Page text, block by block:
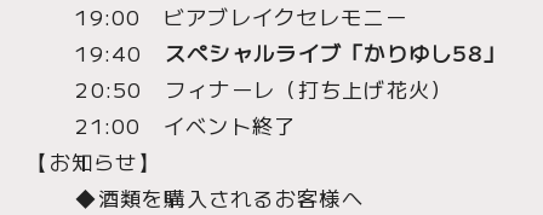
19:00 ビアブレイクセレモニー
19:40 スペシャルライブ「かりゆし58」
20:50 フィナーレ（打ち上げ花火）
21:00 イベント終了
【お知らせ】
◆酒類を購入されるお客様へ